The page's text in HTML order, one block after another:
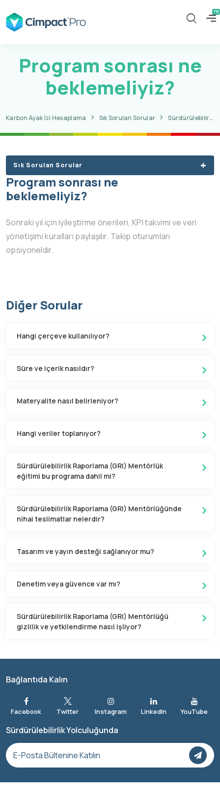
Program sonrası ne
beklemeliyiz?
Karbon Ayak İzi Hesaplama Sık Sorulan Sorular Sürdürülebilirlik Raporlama (GRI) Mentörlüğü
Sık Sorulan Sorular
Program sonrası ne
beklemeliyiz?
Sonraki yıl için iyileştirme önerileri, KPI takvimi ve veri
yönetişimi kuralları paylaşılır. Takip oturumları
opsiyoneldir.
Diğer Sorular
Hangi çerçeve kullanılıyor?
Süre ve içerik nasıldır?
Materyalite nasıl belirleniyor?
Hangi veriler toplanıyor?
Sürdürülebilirlik Raporlama (GRI) Mentörlük
eğitimi bu programa dahil mi?
Sürdürülebilirlik Raporlama (GRI) Mentörlüğünde
nihai teslimatlar nelerdir?
Tasarım ve yayın desteği sağlanıyor mu?
Denetim veya güvence var mı?
Sürdürülebilirlik Raporlama (GRI) Mentörlüğü
gizlilik ve yetkilendirme nasıl işliyor?
Bağlantıda Kalın
Sürdürülebilirlik Yolculuğunda